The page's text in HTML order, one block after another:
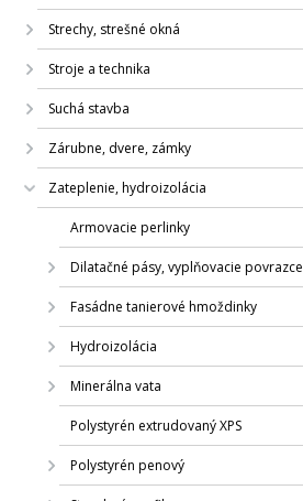
Strechy, strešné okná
Stroje a technika
Suchá stavba
Zárubne, dvere, zámky
Zateplenie, hydroizolácia
Armovacie perlinky
Dilatačné pásy, vyplňovacie povrazce
Fasádne tanierové hmoždinky
Hydroizolácia
Minerálna vata
Polystyrén extrudovaný XPS
Polystyrén penový